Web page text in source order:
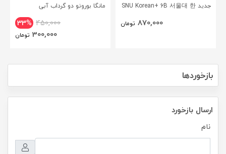
جدید SNU Korean+ 6B 서울대 한
870,000 تومان
مانگا بوروتو دو گرداب آبی
33% 450,000
300,000 تومان
بازخوردها
ارسال بازخورد
نام